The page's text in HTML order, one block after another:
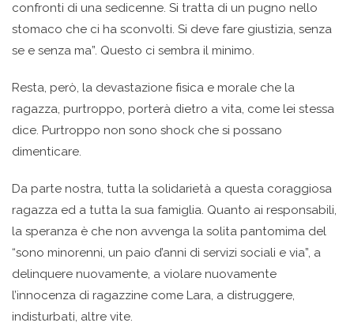
confronti di una sedicenne. Si tratta di un pugno nello
stomaco che ci ha sconvolti. Si deve fare giustizia, senza
se e senza ma”. Questo ci sembra il minimo.
Resta, però, la devastazione fisica e morale che la
ragazza, purtroppo, porterà dietro a vita, come lei stessa
dice. Purtroppo non sono shock che si possano
dimenticare.
Da parte nostra, tutta la solidarietà a questa coraggiosa
ragazza ed a tutta la sua famiglia. Quanto ai responsabili,
la speranza è che non avvenga la solita pantomima del
“sono minorenni, un paio d’anni di servizi sociali e via”, a
delinquere nuovamente, a violare nuovamente
l’innocenza di ragazzine come Lara, a distruggere,
indisturbati, altre vite.